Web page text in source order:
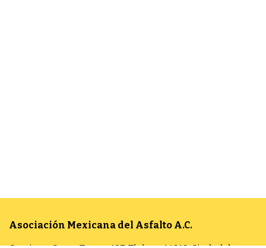
Asociación Mexicana del Asfalto A.C.